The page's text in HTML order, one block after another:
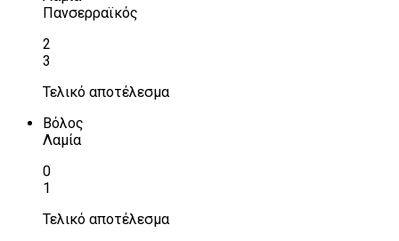
Πανσερραϊκός
2
3
Τελικό αποτέλεσμα
Βόλος
Λαμία
0
1
Τελικό αποτέλεσμα